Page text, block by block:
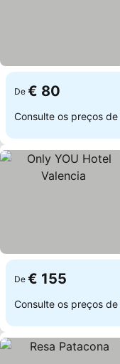
De € 80
Consulte os preços de
De € 155
Consulte os preços de